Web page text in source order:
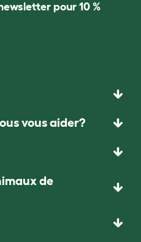
pour 10 %
vous aider?
de